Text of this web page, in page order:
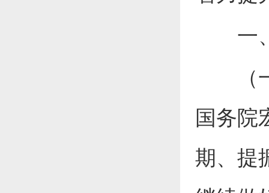
一、
（一
国务院
期、提